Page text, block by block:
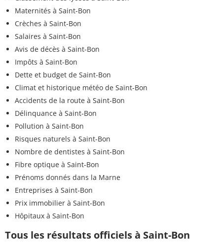
Maternités à Saint-Bon
Crèches à Saint-Bon
Salaires à Saint-Bon
Avis de décès à Saint-Bon
Impôts à Saint-Bon
Dette et budget de Saint-Bon
Climat et historique météo de Saint-Bon
Accidents de la route à Saint-Bon
Délinquance à Saint-Bon
Pollution à Saint-Bon
Risques naturels à Saint-Bon
Nombre de dentistes à Saint-Bon
Fibre optique à Saint-Bon
Prénoms donnés dans la Marne
Entreprises à Saint-Bon
Prix immobilier à Saint-Bon
Hôpitaux à Saint-Bon
Tous les résultats officiels à Saint-Bon